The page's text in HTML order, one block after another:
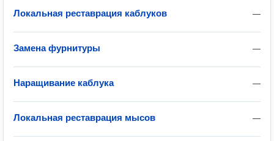
—
Локальная реставрация каблуков
—
Замена фурнитуры
—
Наращивание каблука
—
Локальная реставрация мысов